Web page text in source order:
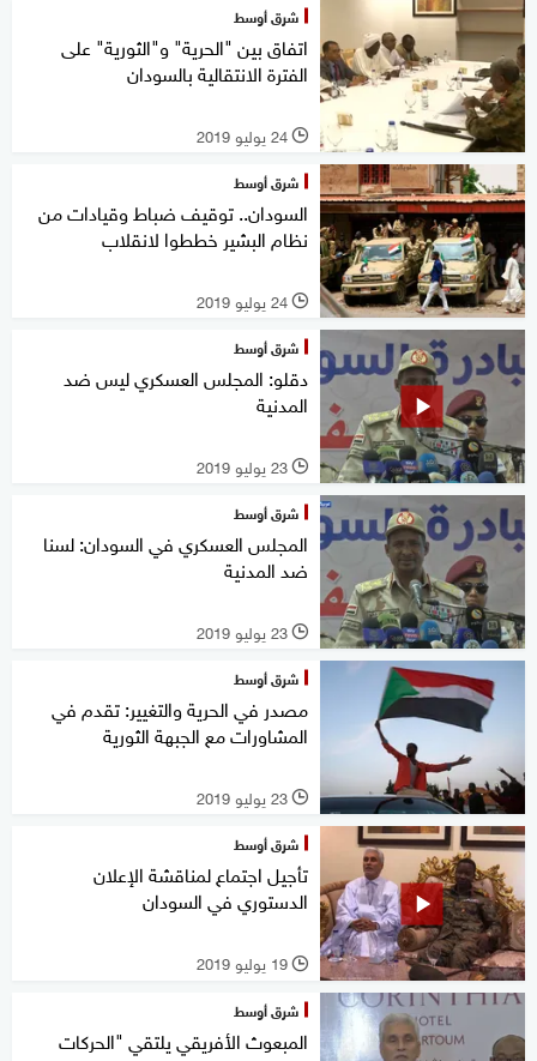
شرق أوسط
اتفاق بين "الحرية" و"الثورية" على
الفترة الانتقالية بالسودان
l 24 يوليو 2019
شرق أوسط
السودان.. توقيف ضباط وقيادات من
نظام البشير خططوا لانقلاب
l 24 يوليو 2019
شرق أوسط
دقلو: المجلس العسكري ليس ضد
المدنية
l 23 يوليو 2019
شرق أوسط
المجلس العسكري في السودان: لسنا
ضد المدنية
l 23 يوليو 2019
شرق أوسط
مصدر في الحرية والتغيير: تقدم في
المشاورات مع الجبهة الثورية
l 23 يوليو 2019
شرق أوسط
تأجيل اجتماع لمناقشة الإعلان
الدستوري في السودان
l 19 يوليو 2019
شرق أوسط
المبعوث الأفريقي يلتقي "الحركات